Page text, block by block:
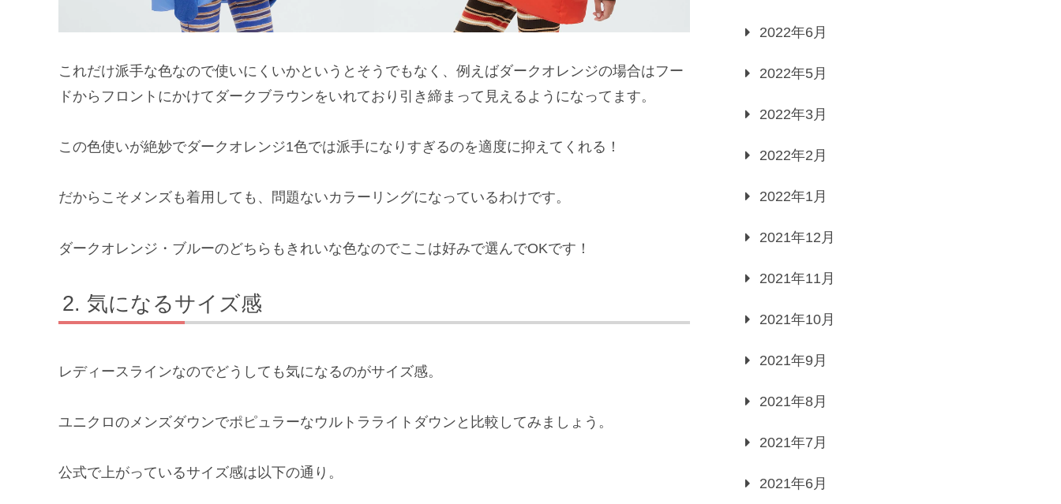
これだけ派手な色なので使いにくいかというとそうでもなく、例えばダークオレンジの場合はフー
ドからフロントにかけてダークブラウンをいれており引き締まって見えるようになってます。
この色使いが絶妙でダークオレンジ1色では派手になりすぎるのを適度に抑えてくれる！
だからこそメンズも着用しても、問題ないカラーリングになっているわけです。
ダークオレンジ・ブルーのどちらもきれいな色なのでここは好みで選んでOKです！
気になるサイズ感
レディースラインなのでどうしても気になるのがサイズ感。
ユニクロのメンズダウンでポピュラーなウルトラライトダウンと比較してみましょう。
公式で上がっているサイズ感は以下の通り。
2022年6月
2022年5月
2022年3月
2022年2月
2022年1月
2021年12月
2021年11月
2021年10月
2021年9月
2021年8月
2021年7月
2021年6月